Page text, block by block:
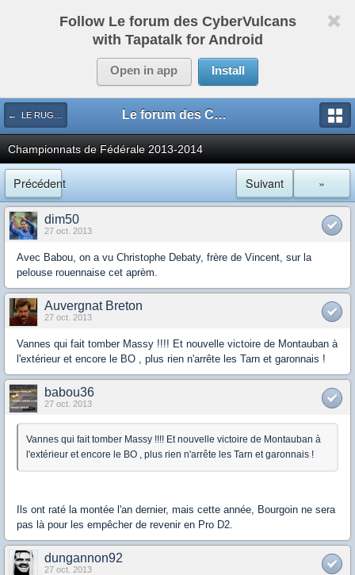
Follow Le forum des CyberVulcans
with Tapatalk for Android
Open in app Install
← LE RUGBY DE CHEZ NOUS Le forum des CyberVulcans
Championnats de Fédérale 2013-2014
Précédent »
Suivant
dim50
27 oct. 2013
Avec Babou, on a vu Christophe Debaty, frère de Vincent, sur la
pelouse rouennaise cet aprèm.
Auvergnat Breton
27 oct. 2013
Vannes qui fait tomber Massy !!!! Et nouvelle victoire de Montauban à
l'extérieur et encore le BO , plus rien n'arrête les Tarn et garonnais !
babou36
27 oct. 2013
Vannes qui fait tomber Massy !!!! Et nouvelle victoire de Montauban à
l'extérieur et encore le BO , plus rien n'arrête les Tarn et garonnais !
Ils ont raté la montée l'an dernier, mais cette année, Bourgoin ne sera
pas là pour les empêcher de revenir en Pro D2.
dungannon92
27 oct. 2013